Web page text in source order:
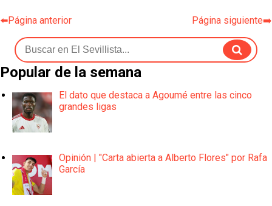
⬅️Página anterior Página siguiente➡️
Popular de la semana
El dato que destaca a Agoumé entre las cinco
grandes ligas
Opinión | "Carta abierta a Alberto Flores" por Rafa
García